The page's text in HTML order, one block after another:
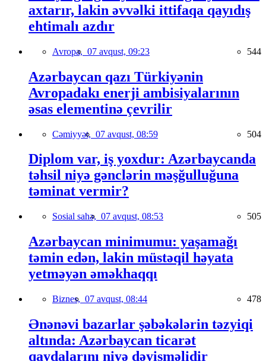
axtarır, lakin əvvəlki ittifaqa qayıdış
ehtimalı azdır
Avropa, 07 avqust, 09:23 544
Azərbaycan qazı Türkiyənin
Avropadakı enerji ambisiyalarının
əsas elementinə çevrilir
Cəmiyyət, 07 avqust, 08:59 504
Diplom var, iş yoxdur: Azərbaycanda
təhsil niyə gənclərin məşğulluğuna
təminat vermir?
Sosial sahə, 07 avqust, 08:53 505
Azərbaycan minimumu: yaşamağı
təmin edən, lakin müstəqil həyata
yetməyən əməkhaqqı
Biznes, 07 avqust, 08:44 478
Ənənəvi bazarlar şəbəkələrin təzyiqi
altında: Azərbaycan ticarət
qaydalarını niyə dəyişməlidir